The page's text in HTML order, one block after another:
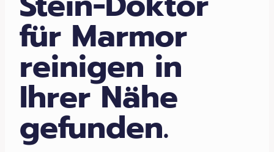
für Marmor
reinigen in
Ihrer Nähe
gefunden.